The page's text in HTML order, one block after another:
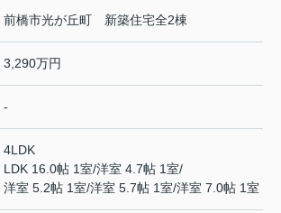
前橋市光が丘町 新築住宅全2棟
3,290万円
-
4LDK
LDK 16.0帖 1室/洋室 4.7帖 1室/
洋室 5.2帖 1室/洋室 5.7帖 1室/洋室 7.0帖 1室